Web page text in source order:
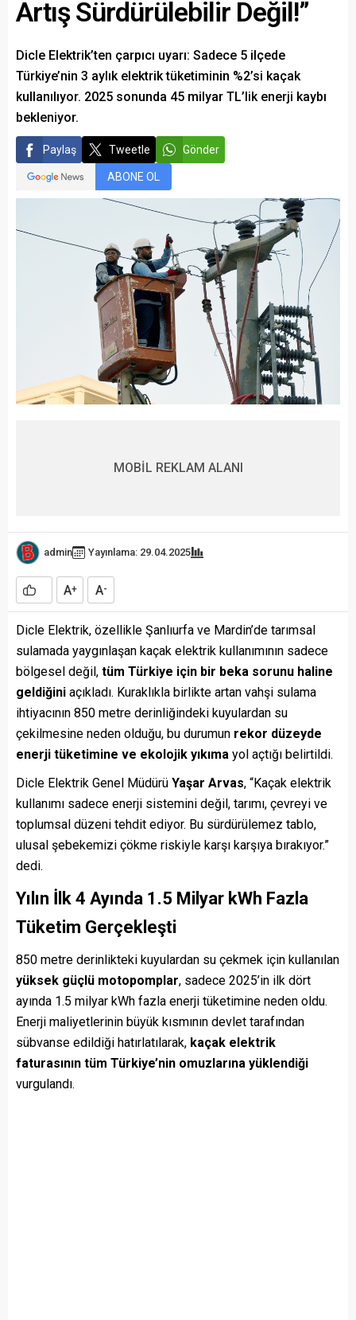
Artış Sürdürülebilir Değil!”
Dicle Elektrik’ten çarpıcı uyarı: Sadece 5 ilçede
Türkiye’nin 3 aylık elektrik tüketiminin %2’si kaçak
kullanılıyor. 2025 sonunda 45 milyar TL’lik enerji kaybı
bekleniyor.
Paylaş Tweetle Gönder
ABONE OL
MOBİL REKLAM ALANI
admin Yayınlama: 29.04.2025
A+ A-
Dicle Elektrik, özellikle Şanlıurfa ve Mardin’de tarımsal
sulamada yaygınlaşan kaçak elektrik kullanımının sadece
bölgesel değil, tüm Türkiye için bir beka sorunu haline
geldiğini açıkladı. Kuraklıkla birlikte artan vahşi sulama
ihtiyacının 850 metre derinliğindeki kuyulardan su
çekilmesine neden olduğu, bu durumun rekor düzeyde
enerji tüketimine ve ekolojik yıkıma yol açtığı belirtildi.
Dicle Elektrik Genel Müdürü Yaşar Arvas, “Kaçak elektrik
kullanımı sadece enerji sistemini değil, tarımı, çevreyi ve
toplumsal düzeni tehdit ediyor. Bu sürdürülemez tablo,
ulusal şebekemizi çökme riskiyle karşı karşıya bırakıyor.”
dedi.
Yılın İlk 4 Ayında 1.5 Milyar kWh Fazla
Tüketim Gerçekleşti
850 metre derinlikteki kuyulardan su çekmek için kullanılan
yüksek güçlü motopomplar, sadece 2025’in ilk dört
ayında 1.5 milyar kWh fazla enerji tüketimine neden oldu.
Enerji maliyetlerinin büyük kısmının devlet tarafından
sübvanse edildiği hatırlatılarak, kaçak elektrik
faturasının tüm Türkiye’nin omuzlarına yüklendiği
vurgulandı.